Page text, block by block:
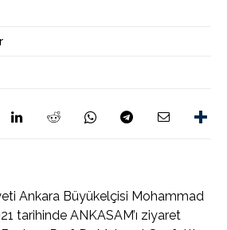
Ankara Büyükelçisi Mohammad
tarihinde ANKASAM’ı ziyaret